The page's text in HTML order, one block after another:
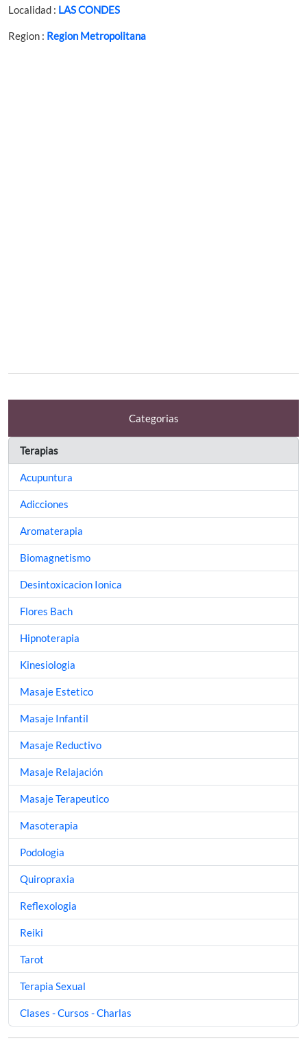
Localidad : LAS CONDES
Region : Region Metropolitana
Categorias
Terapias
Acupuntura
Adicciones
Aromaterapia
Biomagnetismo
Desintoxicacion Ionica
Flores Bach
Hipnoterapia
Kinesiologia
Masaje Estetico
Masaje Infantil
Masaje Reductivo
Masaje Relajación
Masaje Terapeutico
Masoterapia
Podologia
Quiropraxia
Reflexologia
Reiki
Tarot
Terapia Sexual
Clases - Cursos - Charlas